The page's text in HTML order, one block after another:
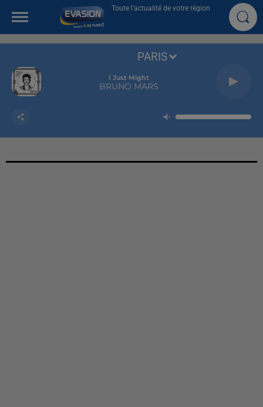
Toute l'actualité de votre région
I Just Might
BRUNO MARS
PARIS